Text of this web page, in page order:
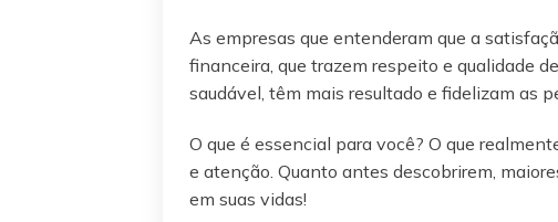
As empresas que entenderam que a
financeira, que trazem respeito e qualidade
saudável, têm mais resultado e fidelizam as
O que é essencial para você? O que
e atenção. Quanto antes descobrirem,
em suas vidas!